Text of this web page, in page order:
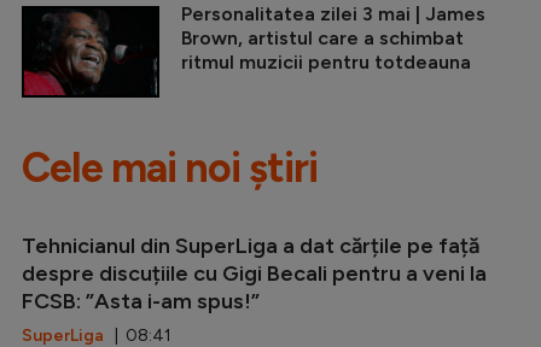
Personalitatea zilei 3 mai | James
Brown, artistul care a schimbat
ritmul muzicii pentru totdeauna
Cele mai noi știri
Tehnicianul din SuperLiga a dat cărțile pe față
despre discuțiile cu Gigi Becali pentru a veni la
FCSB: ”Asta i-am spus!”
SuperLiga | 08:41